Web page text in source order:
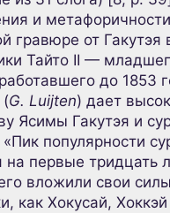
и
гравюре от Гакутэя
Тайто II —
до 1853
(G. Luijten) дает
Ясимы Гакутэя и
популярности
на первые тридцать
вложили свои
как Хокусай, Хоккэй